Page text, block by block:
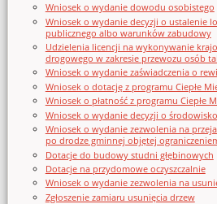
Wniosek o wydanie dowodu osobistego
Wniosek o wydanie decyzji o ustalenie
publicznego albo warunków zabudowy
Udzielenia licencji na wykonywanie
drogowego w zakresie przewozu osób
Wniosek o wydanie zaświadczenia o
Wniosek o dotację z programu Ciepłe
Wniosek o płatność z programu Ciepłe
Wniosek o wydanie decyzji o
Wniosek o wydanie zezwolenia na
po drodze gminnej objętej
Dotacje do budowy studni głębinowych
Dotacje na przydomowe oczyszczalnie
Wniosek o wydanie zezwolenia na
Zgłoszenie zamiaru usunięcia drzew